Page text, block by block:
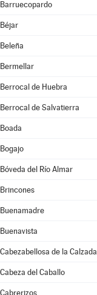
Barruecopardo
Béjar
Beleña
Bermellar
Berrocal de Huebra
Berrocal de Salvatierra
Boada
Bogajo
Bóveda del Río Almar
Brincones
Buenamadre
Buenavista
Cabezabellosa de la Calzada
Cabeza del Caballo
Cabrerizos